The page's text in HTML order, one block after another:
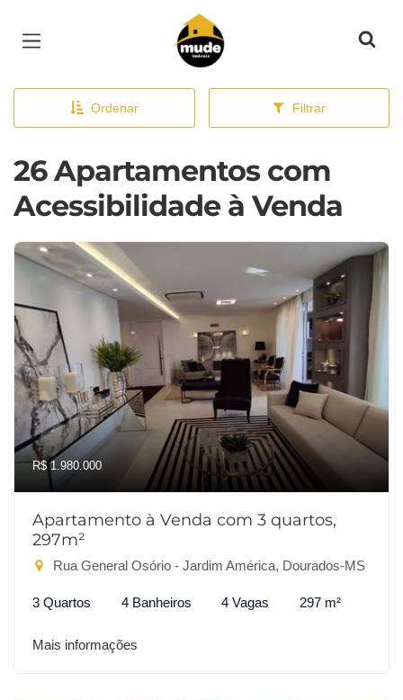
Página inicial
Ordenar Filtrar
26 Apartamentos com
Acessibilidade à Venda
R$ 1.980.000
Apartamento à Venda com 3 quartos,
297m²
Rua General Osório - Jardim América, Dourados-MS
3 Quartos 4 Banheiros 4 Vagas 297 m²
Mais informações